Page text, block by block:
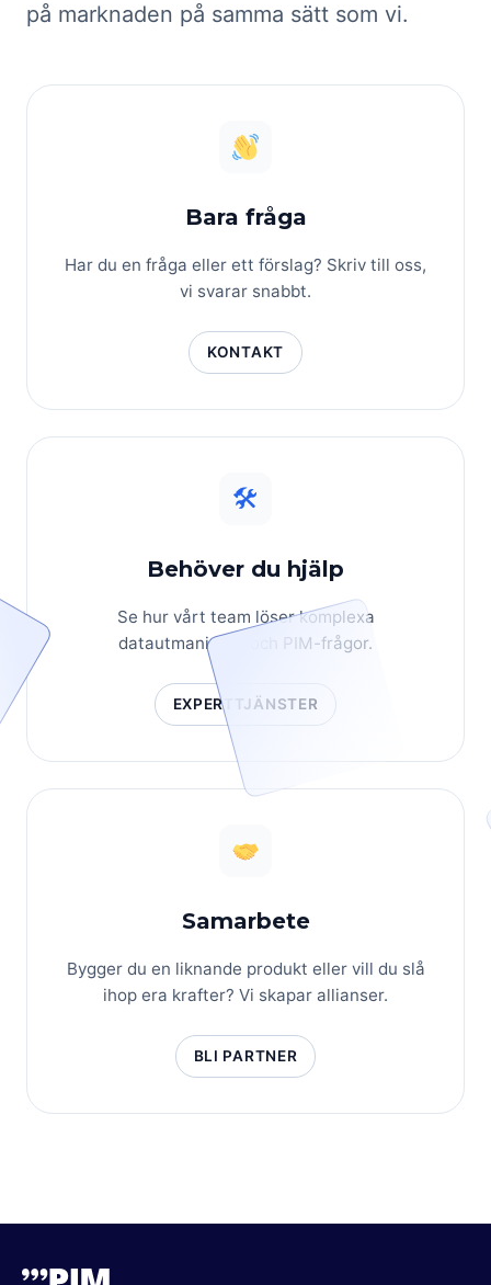
på marknaden på samma sätt som vi.
Bara fråga
Har du en fråga eller ett förslag? Skriv till oss,
vi svarar snabbt.
KONTAKT
🛠
Behöver du hjälp
Se hur vårt team löser komplexa
datautmaningar och PIM-frågor.
EXPERTTJÄNSTER
Samarbete
Bygger du en liknande produkt eller vill du slå
ihop era krafter? Vi skapar allianser.
BLI PARTNER